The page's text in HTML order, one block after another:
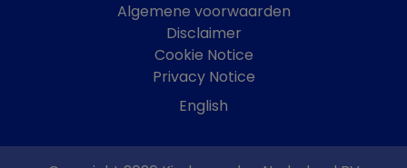
Algemene voorwaarden
Disclaimer
Cookie Notice
Privacy Notice
English